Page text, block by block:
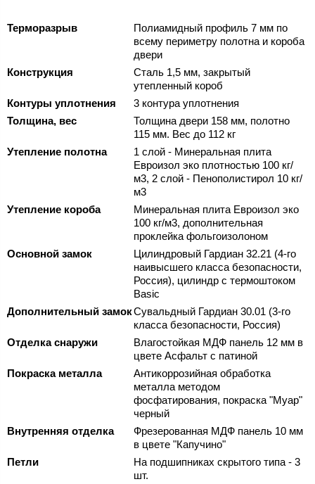
Терморазрыв
Полиамидный профиль 7 мм по
всему периметру полотна и короба
двери
Конструкция
Сталь 1,5 мм, закрытый
утепленный короб
Контуры уплотнения
3 контура уплотнения
Толщина, вес
Толщина двери 158 мм, полотно
115 мм. Вес до 112 кг
Утепление полотна
1 слой - Минеральная плита
Евроизол эко плотностью 100 кг/
м3, 2 слой - Пенополистирол 10 кг/
м3
Утепление короба
Минеральная плита Евроизол эко
100 кг/м3, дополнительная
проклейка фольгоизолоном
Основной замок
Цилиндровый Гардиан 32.21 (4-го
наивысшего класса безопасности,
Россия), цилиндр с термоштоком
Basic
Дополнительный замокСувальдный Гардиан 30.01 (3-го
класса безопасности, Россия)
Отделка снаружи
Влагостойкая МДФ панель 12 мм в
цвете Асфальт с патиной
Покраска металла
Антикоррозийная обработка
металла методом
фосфатирования, покраска "Муар"
черный
Внутренняя отделка
Фрезерованная МДФ панель 10 мм
в цвете "Капучино"
Петли
На подшипниках скрытого типа - 3
шт.